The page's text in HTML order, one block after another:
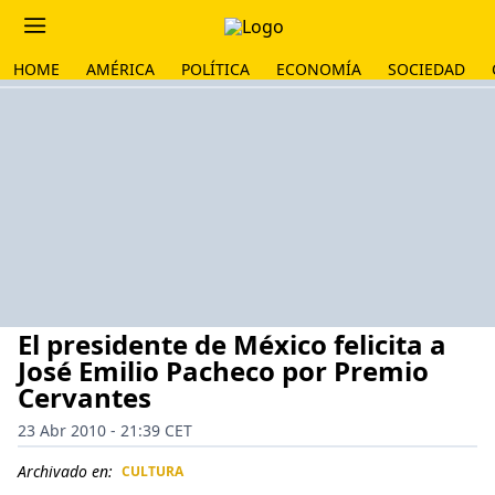
HOME AMÉRICA POLÍTICA ECONOMÍA SOCIEDAD
El presidente de México felicita a
José Emilio Pacheco por Premio
Cervantes
23 Abr 2010 - 21:39 CET
Archivado en: CULTURA